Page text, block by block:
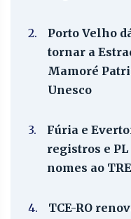
2.
Porto Velho
tornar a
Mamoré
Unesco
3.
Fúria e
registros e
nomes ao
4.
TCE-RO